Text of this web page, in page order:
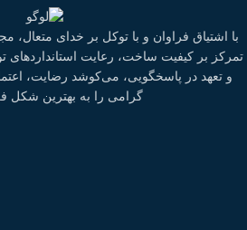
با اشتیاق فراوان و با توکل بر خدای متعال،
تمرکز بر کیفیت ساخت، رعایت
و تعهد در پاسخگویی، می‌کوشد رضایت،
گرامی را به بهترین شکل